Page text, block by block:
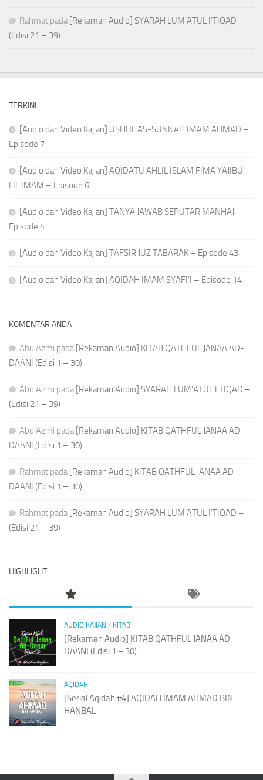
Rahmat pada [Rekaman Audio] SYARAH LUM’ATUL I’TIQAD –
(Edisi 21 – 39)
TERKINI
[Audio dan Video Kajian] USHUL AS-SUNNAH IMAM AHMAD –
Episode 7
[Audio dan Video Kajian] AQIDATU AHLIL ISLAM FIMA YAJIBU
LIL IMAM – Episode 6
[Audio dan Video Kajian] TANYA JAWAB SEPUTAR MANHAJ –
Episode 4
[Audio dan Video Kajian] TAFSIR JUZ TABARAK – Episode 43
[Audio dan Video Kajian] AQIDAH IMAM SYAFI’I – Episode 14
KOMENTAR ANDA
Abu Azmi pada [Rekaman Audio] KITAB QATHFUL JANAA AD-
DAANI (Edisi 1 – 30)
Abu Azmi pada [Rekaman Audio] SYARAH LUM’ATUL I’TIQAD –
(Edisi 21 – 39)
Abu Azmi pada [Rekaman Audio] KITAB QATHFUL JANAA AD-
DAANI (Edisi 1 – 30)
Rahmat pada [Rekaman Audio] KITAB QATHFUL JANAA AD-
DAANI (Edisi 1 – 30)
Rahmat pada [Rekaman Audio] SYARAH LUM’ATUL I’TIQAD –
(Edisi 21 – 39)
HIGHLIGHT
AUDIO KAJIAN / KITAB
[Rekaman Audio] KITAB QATHFUL JANAA AD-
DAANI (Edisi 1 – 30)
AQIDAH
[Serial Aqidah #4] AQIDAH IMAM AHMAD BIN
HANBAL